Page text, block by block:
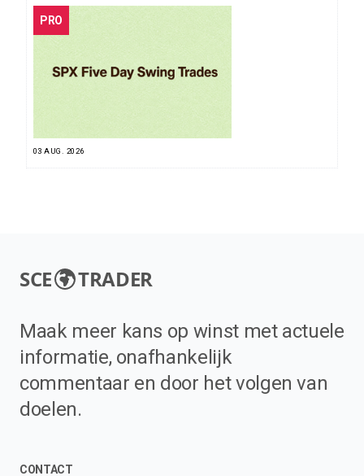
PRO
03 AUG. 2026
SCE TRADER
Maak meer kans op winst met actuele
informatie, onafhankelijk
commentaar en door het volgen van
doelen.
CONTACT